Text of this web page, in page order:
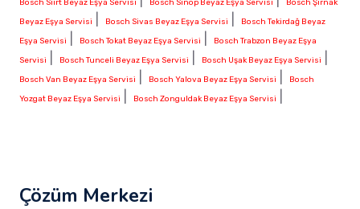
Bosch Siirt Beyaz Eşya Servisi Bosch Sinop Beyaz Eşya Servisi
Bosch Şırnak
Beyaz Eşya Servisi
Bosch Sivas Beyaz Eşya Servisi
Bosch Tekirdağ Beyaz
Eşya Servisi
Bosch Tokat Beyaz Eşya Servisi
Bosch Trabzon Beyaz Eşya
Servisi
Bosch Tunceli Beyaz Eşya Servisi Bosch Uşak Beyaz Eşya Servisi
Bosch Van Beyaz Eşya Servisi Bosch Yalova Beyaz Eşya Servisi
Bosch
Yozgat Beyaz Eşya Servisi
Bosch Zonguldak Beyaz Eşya Servisi
Çözüm Merkezi